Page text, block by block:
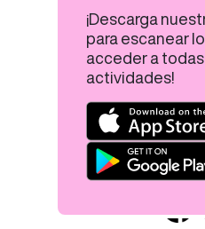
¡Descarga
para escanear
acceder a todas
actividades!